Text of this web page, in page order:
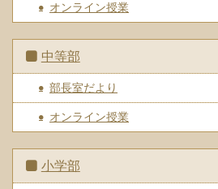
オンライン授業
中等部
部長室だより
オンライン授業
小学部